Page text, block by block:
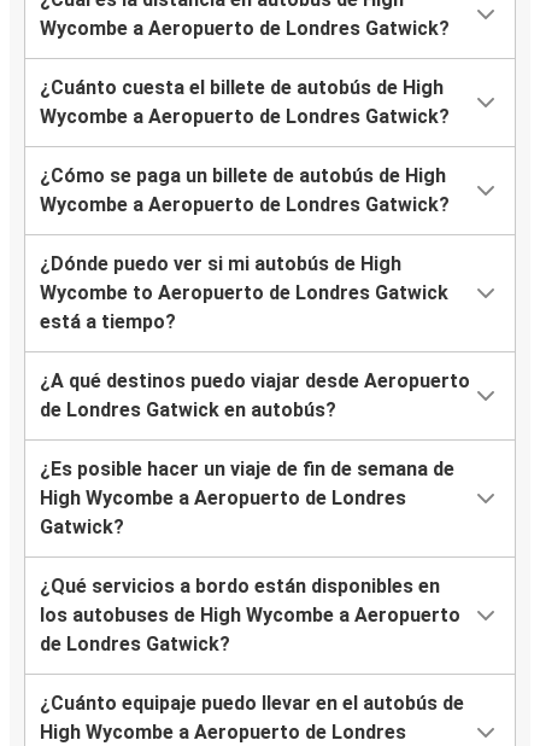
Wycombe a Aeropuerto de Londres Gatwick?
¿Cuánto cuesta el billete de autobús de High
Wycombe a Aeropuerto de Londres Gatwick?
¿Cómo se paga un billete de autobús de High
Wycombe a Aeropuerto de Londres Gatwick?
¿Dónde puedo ver si mi autobús de High
Wycombe to Aeropuerto de Londres Gatwick
está a tiempo?
¿A qué destinos puedo viajar desde Aeropuerto
de Londres Gatwick en autobús?
¿Es posible hacer un viaje de fin de semana de
High Wycombe a Aeropuerto de Londres
Gatwick?
¿Qué servicios a bordo están disponibles en
los autobuses de High Wycombe a Aeropuerto
de Londres Gatwick?
¿Cuánto equipaje puedo llevar en el autobús de
High Wycombe a Aeropuerto de Londres